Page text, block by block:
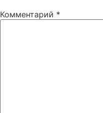
Комментарий *